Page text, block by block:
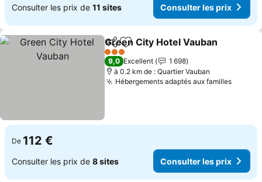
Consulter les prix de 11 sites Consulter les prix
PartagerAjouter à mes favoris
Green City Hotel Vauban
3 Étoiles
9,0 Excellent
1 698
à 0.2 km de : Quartier Vauban
Hébergements adaptés aux familles
De 112 €
Consulter les prix de 8 sites Consulter les prix